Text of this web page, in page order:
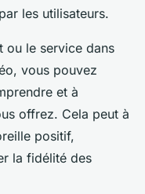
les utilisateurs.
ou le service dans
vous pouvez
et à
offrez. Cela peut à
positif,
la fidélité des